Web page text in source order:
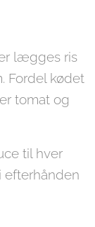
lægges ris
Fordel kødet
tomat og
til hver
efterhånden